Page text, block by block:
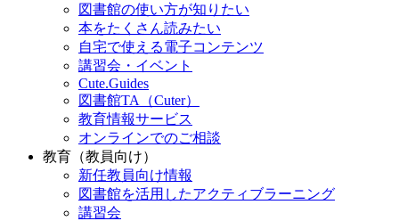
図書館の使い方が知りたい
本をたくさん読みたい
自宅で使える電子コンテンツ
講習会・イベント
Cute.Guides
図書館TA（Cuter）
教育情報サービス
オンラインでのご相談
教育（教員向け）
新任教員向け情報
図書館を活用したアクティブラーニング
講習会